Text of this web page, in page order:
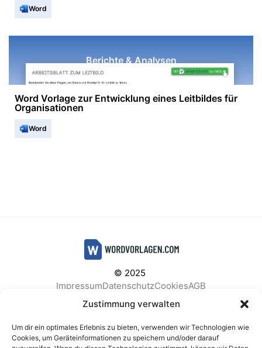
Zustimmung verwalten
Um dir ein optimales Erlebnis zu bieten, verwenden wir Technologien wie
Cookies, um Geräteinformationen zu speichern und/oder darauf
Word
Berichte & Analysen
Word Vorlage zur Entwicklung eines Leitbildes für
Organisationen
Word
© 2025
ImpressumDatenschutzCookiesAGB
Facebook
Instagram